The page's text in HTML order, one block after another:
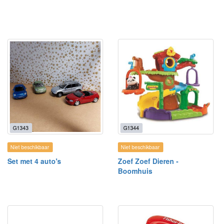
G1343
Niet beschikbaar
Set met 4 auto's
G1344
Niet beschikbaar
Zoef Zoef Dieren -
Boomhuis